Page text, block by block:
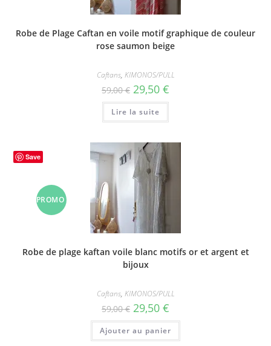
Robe de Plage Caftan en voile motif graphique de couleur
rose saumon beige
Caftans, KIMONOS/PULL
59,00€ Le
prix
initial
était :
59,00 €.
29,50 €
Lire la suite
Save
PROMO
Robe de plage kaftan voile blanc motifs or et argent et
bijoux
Caftans, KIMONOS/PULL
59,00€ Le
prix
initial
était :
59,00 €.
29,50 €
actuel
est :
29,50 €.
Ajouter au panier